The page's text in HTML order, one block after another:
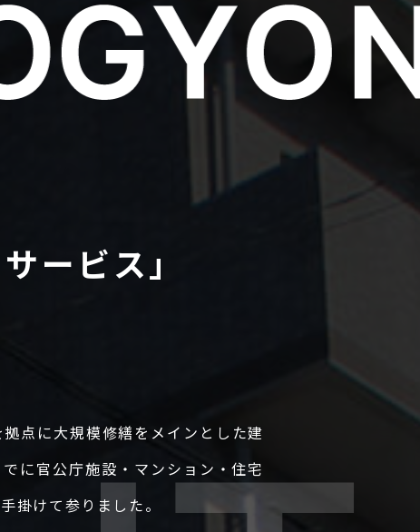
FAX : 049-265-4382
03-6228-3322 FAX : 03-6228-3285
ービス｣
点に大規模修繕をメインとした建
に官公庁施設・マンション・住宅
掛けて参りました。